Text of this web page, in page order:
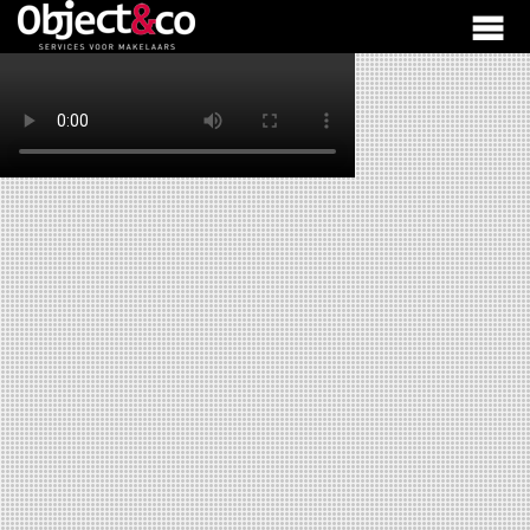
Plattegronden
Video
Visualisaties
Matterport
Digitale Brochure
ObjectShow